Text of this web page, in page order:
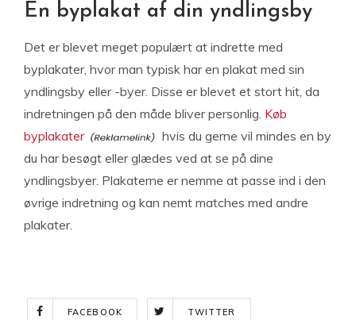
En byplakat af din yndlingsby
Det er blevet meget populært at indrette med
byplakater, hvor man typisk har en plakat med sin
yndlingsby eller -byer. Disse er blevet et stort hit, da
indretningen på den måde bliver personlig. Køb
byplakater
hvis du gerne vil mindes en by
du har besøgt eller glædes ved at se på dine
yndlingsbyer. Plakaterne er nemme at passe ind i den
øvrige indretning og kan nemt matches med andre
plakater.
FACEBOOK TWITTER